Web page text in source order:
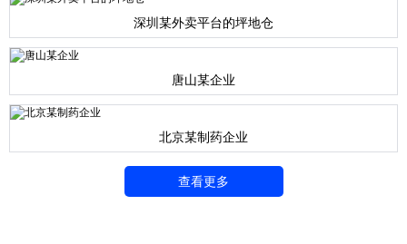
深圳某外卖平台的坪地仓
唐山某企业
北京某制药企业
查看更多